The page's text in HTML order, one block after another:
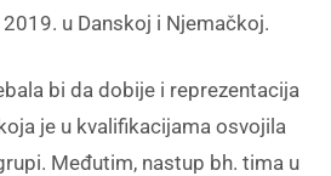
u Danskoj i Njemačkoj.
bi da dobije i reprezentacija
je u kvalifikacijama osvojila
Međutim, nastup bh. tima u